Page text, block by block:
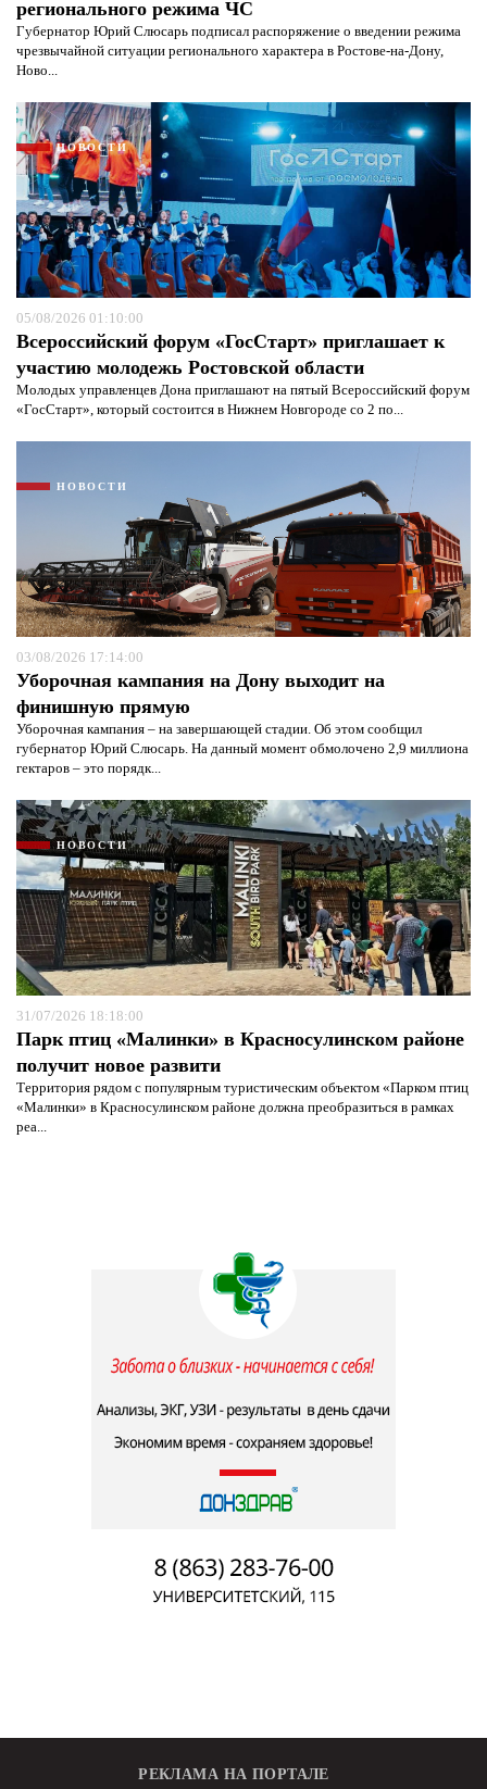
регионального режима ЧС
Губернатор Юрий Слюсарь подписал распоряжение о введении режима
чрезвычайной ситуации регионального характера в Ростове-на-Дону,
Ново...
НОВОСТИ
05/08/2026 01:10:00
Всероссийский форум «ГосСтарт» приглашает к
участию молодежь Ростовской области
Молодых управленцев Дона приглашают на пятый Всероссийский форум
«ГосСтарт», который состоится в Нижнем Новгороде со 2 по...
НОВОСТИ
03/08/2026 17:14:00
Уборочная кампания на Дону выходит на
финишную прямую
Уборочная кампания – на завершающей стадии. Об этом сообщил
губернатор Юрий Слюсарь. На данный момент обмолочено 2,9 миллиона
гектаров – это порядк...
НОВОСТИ
31/07/2026 18:18:00
Парк птиц «Малинки» в Красносулинском районе
получит новое развити
Территория рядом с популярным туристическим объектом «Парком птиц
«Малинки» в Красносулинском районе должна преобразиться в рамках
реа...
Я согласен сполитикой конфиденциальности и
защиты информации*
РЕКЛАМА НА ПОРТАЛЕ
Я согласен с
политикой конфиденциальности и
защиты информации*